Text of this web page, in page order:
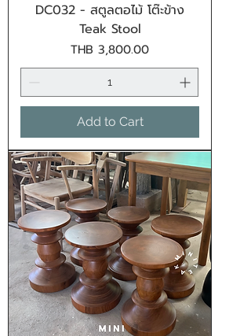
DC032 - สตูลตอไม้ โต๊ะข้าง
Teak Stool
Price
THB 3,800.00
Add to Cart